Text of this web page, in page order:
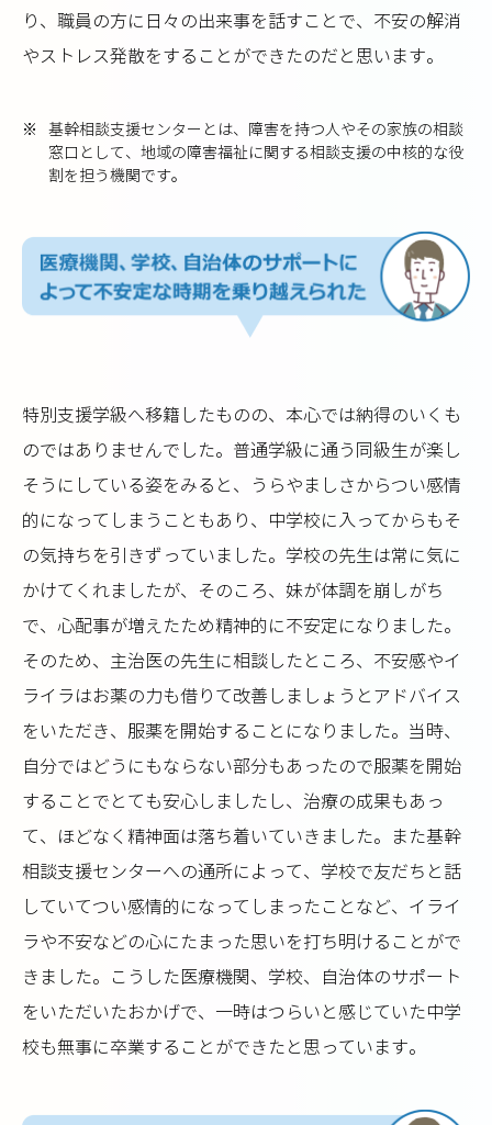
り、職員の方に日々の出来事を話すことで、不安の解消
やストレス発散をすることができたのだと思います。
※
基幹相談支援センターとは、障害を持つ人やその家族の相談
窓口として、地域の障害福祉に関する相談支援の中核的な役
割を担う機関です。
特別支援学級へ移籍したものの、本心では納得のいくも
のではありませんでした。普通学級に通う同級生が楽し
そうにしている姿をみると、うらやましさからつい感情
的になってしまうこともあり、中学校に入ってからもそ
の気持ちを引きずっていました。学校の先生は常に気に
かけてくれましたが、そのころ、妹が体調を崩しがち
で、心配事が増えたため精神的に不安定になりました。
そのため、主治医の先生に相談したところ、不安感やイ
ライラはお薬の力も借りて改善しましょうとアドバイス
をいただき、服薬を開始することになりました。当時、
自分ではどうにもならない部分もあったので服薬を開始
することでとても安心しましたし、治療の成果もあっ
て、ほどなく精神面は落ち着いていきました。また基幹
相談支援センターへの通所によって、学校で友だちと話
していてつい感情的になってしまったことなど、イライ
ラや不安などの心にたまった思いを打ち明けることがで
きました。こうした医療機関、学校、自治体のサポート
をいただいたおかげで、一時はつらいと感じていた中学
校も無事に卒業することができたと思っています。